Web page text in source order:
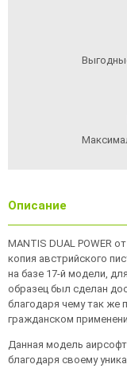
Описание
MANTIS DUAL POWER
копия австрийского
на базе 17-й модели,
образец был сделан
благодаря чему так же
гражданском
Данная модель
благодаря своему